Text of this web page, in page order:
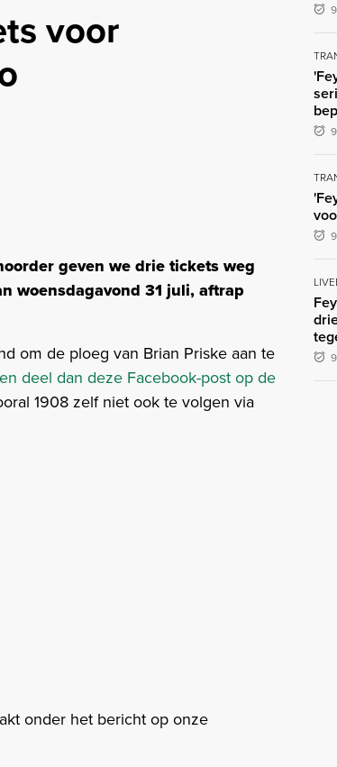
voor
geven we drie tickets weg
woensdagavond 31 juli, aftrap
om de ploeg van Brian Priske aan te
deel dan deze Facebook-post op de
1908 zelf niet ook te volgen via
onder het bericht op onze